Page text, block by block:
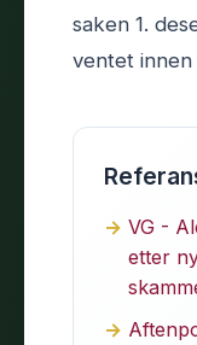
saken 1.
ventet innen
VG -
etter